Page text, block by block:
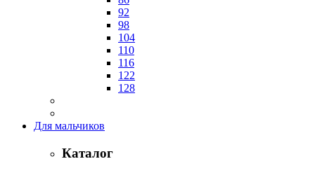
92
98
104
110
116
122
128
Для мальчиков
Каталог